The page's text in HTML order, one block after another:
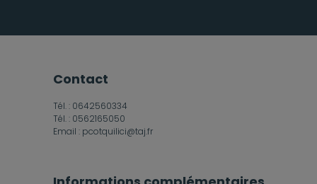
contact
Tél. : 0642560334
Tél. : 0562165050
Email : pcotquilici@taj.fr